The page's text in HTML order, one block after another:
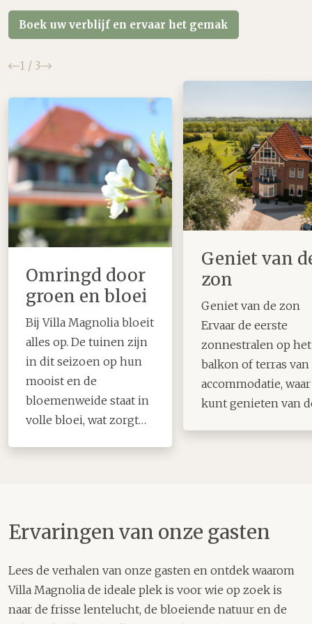
Boek uw verblijf en ervaar het gemak
Vorige
1 / 3 Volgende
Omringd door
groen en bloei
Bij Villa Magnolia bloeit
alles op. De tuinen zijn
in dit seizoen op hun
mooist en de
bloemenweide staat in
volle bloei, wat zorgt
Geniet van
zon
Geniet van de zon
Ervaar de eerste
zonnestralen op het
balkon of terras van
accommodatie,
kunt genieten van
Ervaringen van onze gasten
Lees de verhalen van onze gasten en ontdek waarom
Villa Magnolia de ideale plek is voor wie op zoek is
naar de frisse lentelucht, de bloeiende natuur en de